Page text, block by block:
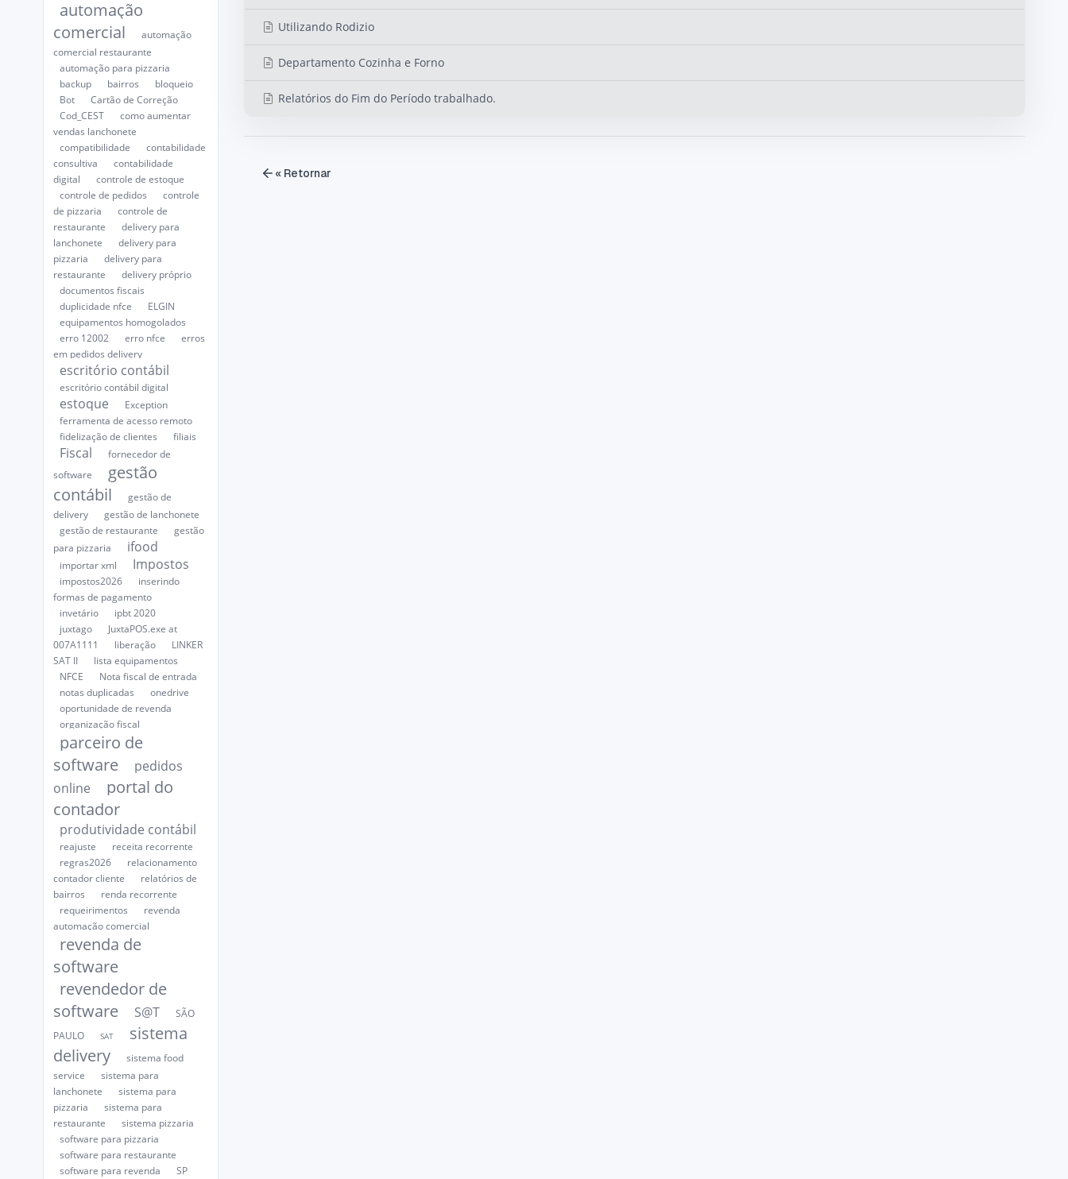
automação
comercial
automação
comercial restaurante
automação para pizzaria
backup
bairros
bloqueio
Bot
Cartão de Correção
Cod_CEST
como aumentar
vendas lanchonete
compatibilidade
contabilidade
consultiva
contabilidade
digital
controle de estoque
controle de pedidos
controle
de pizzaria
controle de
restaurante
delivery para
lanchonete
delivery para
pizzaria
delivery para
restaurante
delivery próprio
documentos fiscais
duplicidade nfce
ELGIN
equipamentos homogolados
erro 12002
erro nfce
erros
em pedidos delivery
escritório contábil
escritório contábil digital
estoque
Exception
ferramenta de acesso remoto
fidelização de clientes
filiais
Fiscal
fornecedor de
software
gestão
contábil
gestão de
delivery
gestão de lanchonete
gestão de restaurante
gestão
para pizzaria
ifood
importar xml Impostos
impostos2026
inserindo
formas de pagamento
invetário
ipbt 2020
juxtago
JuxtaPOS.exe at
007A1111
liberação
LINKER
SAT II
lista equipamentos
NFCE
Nota fiscal de entrada
notas duplicadas
onedrive
oportunidade de revenda
organização fiscal
parceiro de
software
pedidos
online
portal do
contador
produtividade contábil
reajuste
receita recorrente
regras2026
relacionamento
contador cliente
relatórios de
bairros
renda recorrente
requeirimentos
revenda
automação comercial
revenda de
software
revendedor de
software
S@T
SÃO
PAULO
SAT
sistema
delivery
sistema food
service
sistema para
lanchonete
sistema para
pizzaria
sistema para
restaurante
sistema pizzaria
software para pizzaria
software para restaurante
software para revenda
SP
Utilizando Rodizio
Departamento Cozinha e Forno
Relatórios do Fim do Período trabalhado.
« Retornar